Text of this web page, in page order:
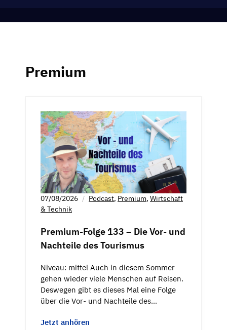
Premium
07/08/2026 Podcast, Premium, Wirtschaft
& Technik
Premium-Folge 133 – Die Vor- und
Nachteile des Tourismus
Niveau: mittel Auch in diesem Sommer
gehen wieder viele Menschen auf Reisen.
Deswegen gibt es dieses Mal eine Folge
über die Vor- und Nachteile des…
Jetzt anhören